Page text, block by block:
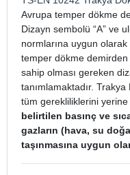
Avrupa temper dökme
Dizayn sembolü “A” ve
normlarına uygun
temper dökme
sahip olması gereken
tanımlamaktadır.
tüm gerekliliklerini
belirtilen basınç ve
gazların (hava, su
taşınmasına uygun